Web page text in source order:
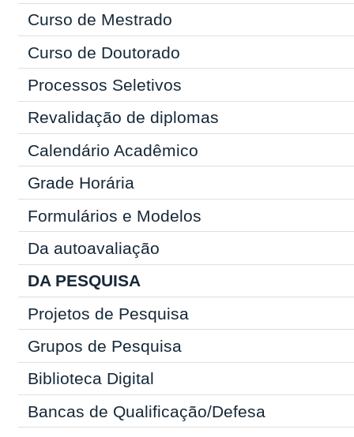
Curso de Mestrado
Curso de Doutorado
Processos Seletivos
Revalidação de diplomas
Calendário Acadêmico
Grade Horária
Formulários e Modelos
Da autoavaliação
DA PESQUISA
Projetos de Pesquisa
Grupos de Pesquisa
Biblioteca Digital
Bancas de Qualificação/Defesa